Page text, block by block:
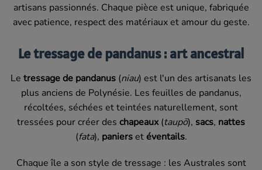
artisans passionnés. Chaque pièce est unique, fabriquée
avec patience, respect des matériaux et amour du geste.
Le tressage de pandanus : art ancestral
Le tressage de pandanus (niau) est l'un des artisanats les
plus anciens de Polynésie. Les feuilles de pandanus,
récoltées, séchées et teintées naturellement, sont
tressées pour créer des chapeaux(taupō), sacs, nattes
(fata), paniersetéventails.
Chaque île a son style de tressage : les Australes sont